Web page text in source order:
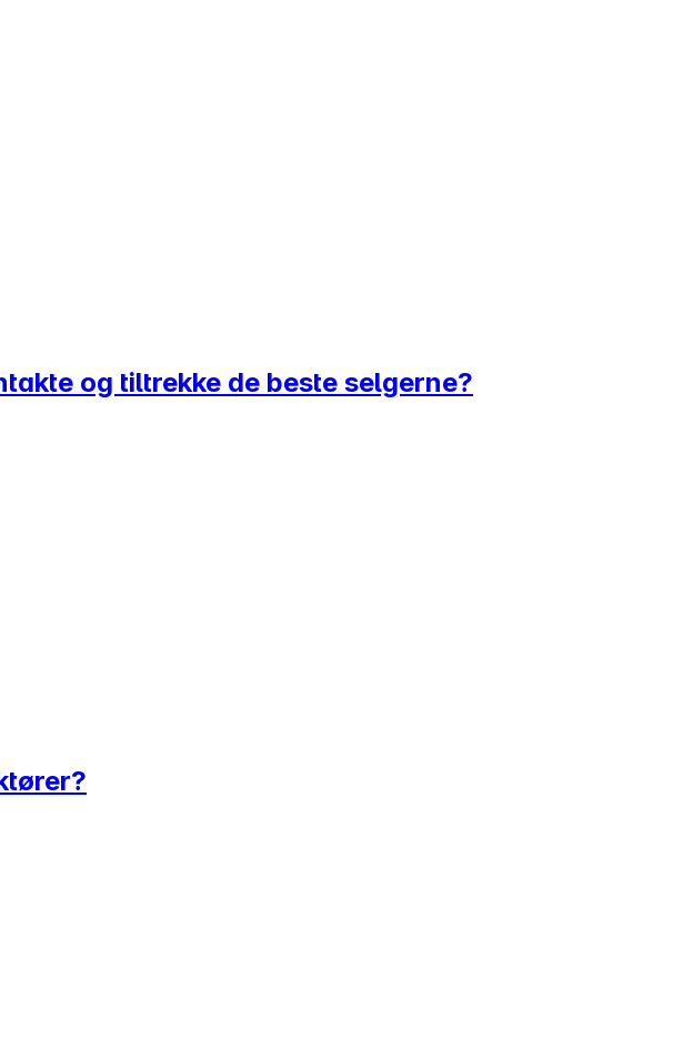
og tiltrekke de beste selgerne?